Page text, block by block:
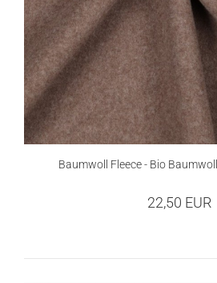
Baumwoll Fleece - Bio
22,50 EUR